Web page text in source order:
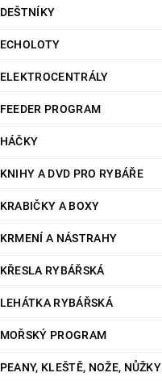
DEŠTNÍKY
ECHOLOTY
ELEKTROCENTRÁLY
FEEDER PROGRAM
HÁČKY
KNIHY A DVD PRO RYBÁŘE
KRABIČKY A BOXY
KRMENÍ A NÁSTRAHY
KŘESLA RYBÁŘSKÁ
LEHÁTKA RYBÁŘSKÁ
MOŘSKÝ PROGRAM
PEANY, KLEŠTĚ, NOŽE, NŮŽKY